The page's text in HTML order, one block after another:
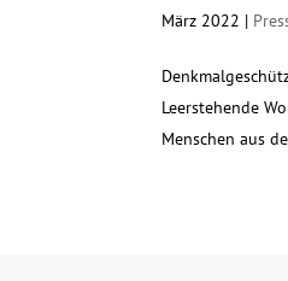
März 2022 |
Leerstehende
Menschen aus